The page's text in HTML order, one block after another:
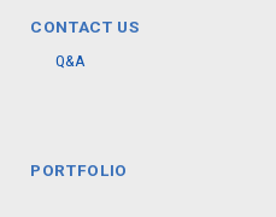
CONTACT US
Q&A
PORTFOLIO